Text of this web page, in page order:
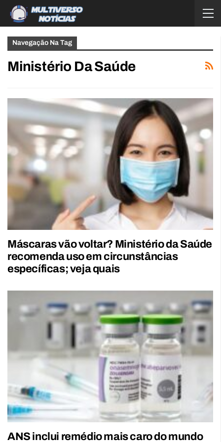
Navegação Na Tag
Ministério Da Saúde
Máscaras vão voltar? Ministério da Saúde
recomenda uso em circunstâncias
específicas; veja quais
ANS inclui remédio mais caro do mundo